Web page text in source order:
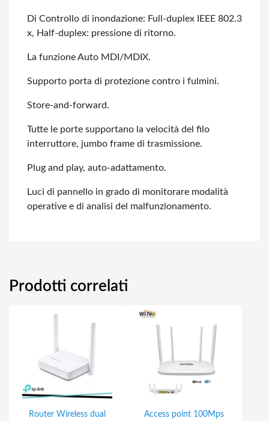
Di Controllo di inondazione: Full-duplex IEEE 802.3
x, Half-duplex: pressione di ritorno.
La funzione Auto MDI/MDIX.
Supporto porta di protezione contro i fulmini.
Store-and-forward.
Tutte le porte supportano la velocità del filo
interruttore, jumbo frame di trasmissione.
Plug and play, auto-adattamento.
Luci di pannello in grado di monitorare modalità
operative e di analisi del malfunzionamento.
Prodotti correlati
Router Wireless dual
Access point 100Mps